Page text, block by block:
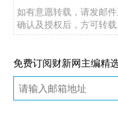
如有意愿转载，请发邮
确认及授权后，方可转载
免费订阅财新网主编精